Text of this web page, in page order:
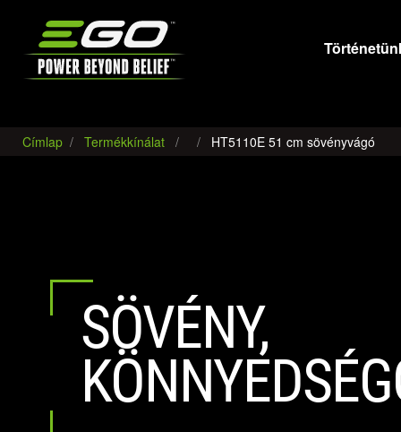
Címlap Termékkínálat HT5110E 51 cm sövényvágó
SÖVÉNY,